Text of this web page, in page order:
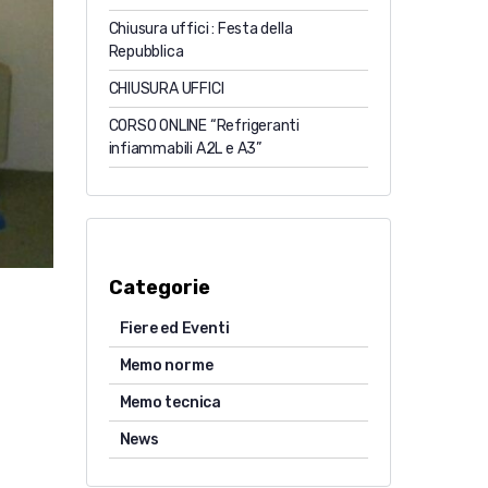
Chiusura uffici : Festa della
Repubblica
CHIUSURA UFFICI
CORSO ONLINE “Refrigeranti
infiammabili A2L e A3”
Categorie
Fiere ed Eventi
Memo norme
Memo tecnica
News